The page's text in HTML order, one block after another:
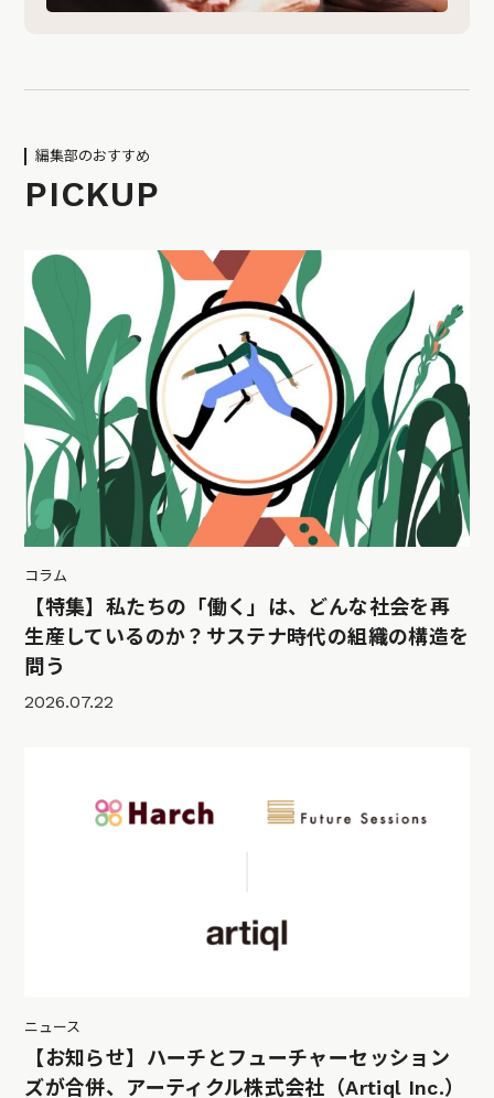
編集部のおすすめ
PICKUP
コラム
【特集】私たちの「働く」は、どんな社会を再
生産しているのか？サステナ時代の組織の構造を
問う
2026.07.22
ニュース
【お知らせ】ハーチとフューチャーセッション
ズが合併、アーティクル株式会社（Artiql Inc.）